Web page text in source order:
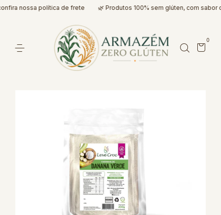
nossa política de frete 🌿 Produtos 100% sem glúten, com sabor
0